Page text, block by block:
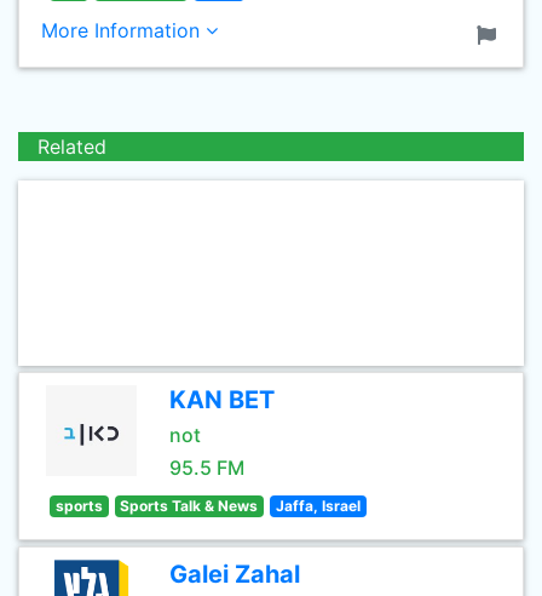
More Information
Related
KAN BET
not
95.5 FM
sports Sports Talk & News Jaffa, Israel
Galei Zahal